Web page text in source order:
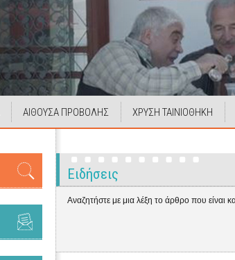
ΑΙΘΟΥΣΑ ΠΡΟΒΟΛΗΣ ΧΡΥΣΗ ΤΑΙΝΙΟΘΗΚΗ
Ειδήσεις
Αναζητήστε με μια λέξη το άρθρο που είναι